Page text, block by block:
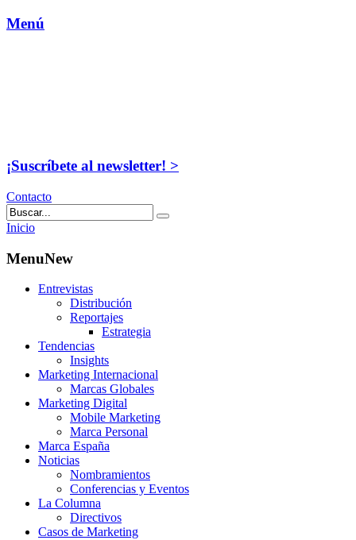
Menú
¡Suscríbete al newsletter! >
Contacto
Inicio
MenuNew
Entrevistas
Distribución
Reportajes
Estrategia
Tendencias
Insights
Marketing Internacional
Marcas Globales
Marketing Digital
Mobile Marketing
Marca Personal
Marca España
Noticias
Nombramientos
Conferencias y Eventos
La Columna
Directivos
Casos de Marketing